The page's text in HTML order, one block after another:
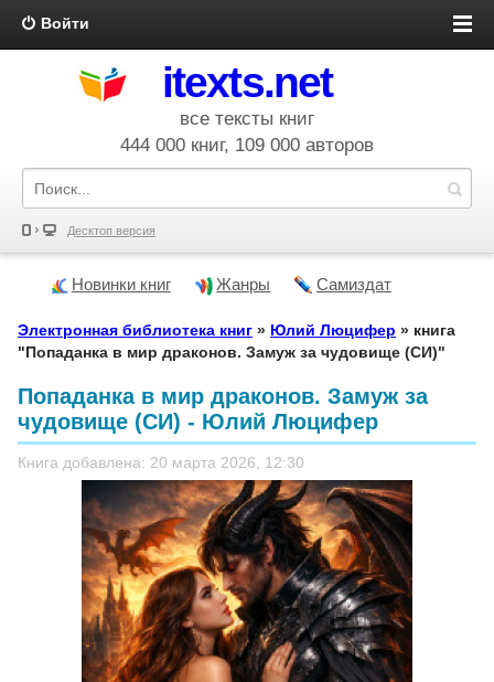
Войти
itexts.net
все тексты книг
444 000 книг, 109 000 авторов
Десктоп версия
Новинки книг Жанры Самиздат
Электронная библиотека книг » Юлий Люцифер » книга
"Попаданка в мир драконов. Замуж за чудовище (СИ)"
Попаданка в мир драконов. Замуж за
чудовище (СИ) - Юлий Люцифер
Книга добавлена: 20 марта 2026, 12:30